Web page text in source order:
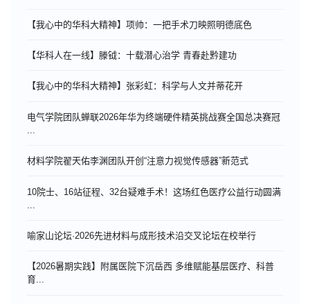
【我心中的华科大精神】项帅：一把手术刀映照明德底色
【华科人在一线】滕钺：十载潜心治学 青春赴黔建功
【我心中的华科大精神】张彩虹：科学与人文并蒂花开
电气学院团队蝉联2026年华为终端硬件精英挑战赛全国总决赛冠
材料学院翟天佑李渊团队开创“注意力视觉传感器”新范式
10院士、16站征程、32台疑难手术！这场红色医疗公益行动圆满
喻家山论坛·2026先进材料与成形技术沿交叉论坛在校举行
【2026暑期实践】附属医院下沉岳西 多维赋能基层医疗、科普
育...